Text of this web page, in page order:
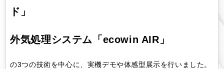
ド」
外気処理システム「ecowin AIR」
の3つの技術を中心に、実機デモや体感型展示を行いました。